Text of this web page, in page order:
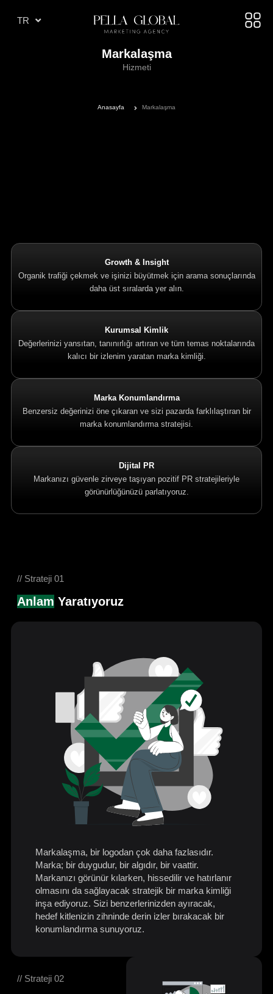
TR
AE
Markalaşma
Hizmeti
Anasayfa Markalaşma
Growth & Insight
Organik trafiği çekmek ve işinizi büyütmek için arama sonuçlarında
daha üst sıralarda yer alın.
Kurumsal Kimlik
Değerlerinizi yansıtan, tanınırlığı artıran ve tüm temas noktalarında
kalıcı bir izlenim yaratan marka kimliği.
Marka Konumlandırma
Benzersiz değerinizi öne çıkaran ve sizi pazarda farklılaştıran bir
marka konumlandırma stratejisi.
Dijital PR
Markanızı güvenle zirveye taşıyan pozitif PR stratejileriyle
görünürlüğünüzü parlatıyoruz.
// Strateji 01
Anlam Yaratıyoruz
Markalaşma, bir logodan çok daha fazlasıdır.
Marka; bir duygudur, bir algıdır, bir vaattir.
Markanızı görünür kılarken, hissedilir ve hatırlanır
olmasını da sağlayacak stratejik bir marka kimliği
inşa ediyoruz. Sizi benzerlerinizden ayıracak,
hedef kitlenizin zihninde derin izler bırakacak bir
konumlandırma sunuyoruz.
// Strateji 02